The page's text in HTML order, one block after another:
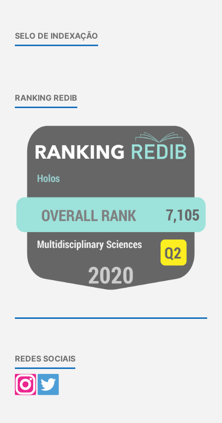
SELO DE INDEXAÇÃO
RANKING REDIB
REDES SOCIAIS